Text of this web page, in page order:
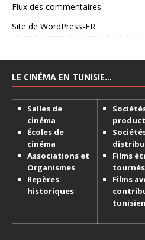
Flux des commentaires
Site de WordPress-FR
LE CINÉMA EN TUNISIE…
Salles de
cinéma
Écoles de
cinéma
Associations et
Organismes
Repères
historiques
Films
Films